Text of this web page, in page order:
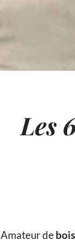
Les
Amateur de